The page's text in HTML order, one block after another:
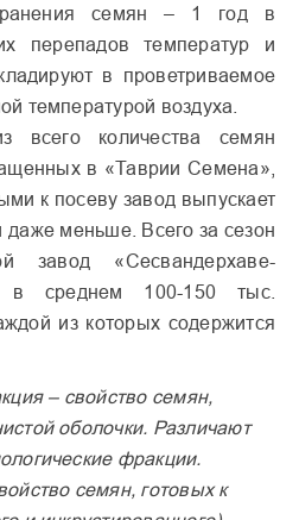
семян – 1 год в
перепадов температур и
в проветриваемое
температурой воздуха.
всего количества семян
в «Таврии Семена»,
к посеву завод выпускает
даже меньше. Всего за сезон
завод «Сесвандерхаве-
в среднем 100-150 тыс.
из которых содержится
– свойство семян,
оболочки. Различают
фракции.
семян, готовых к